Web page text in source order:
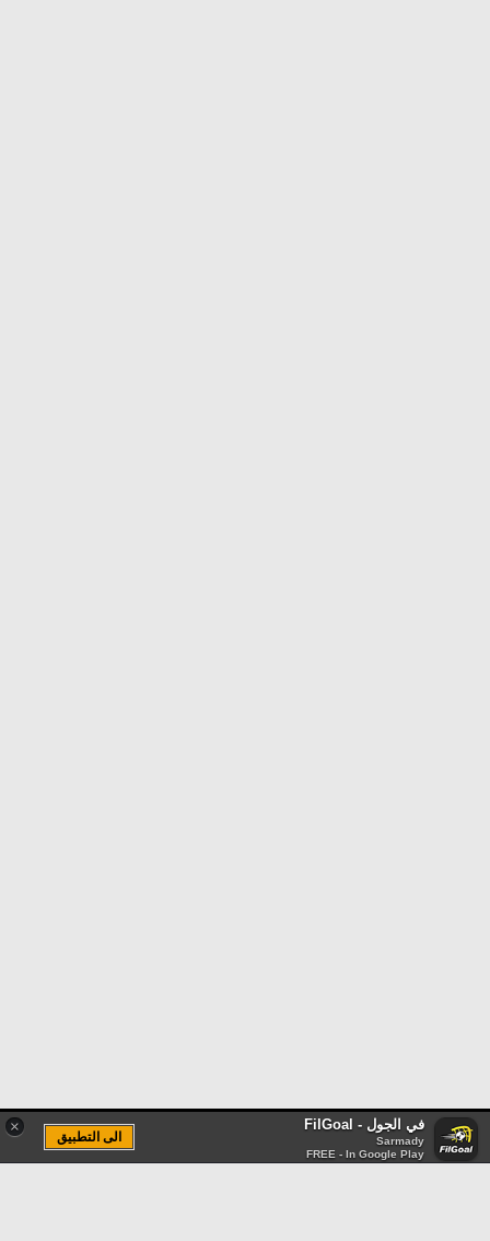
× في الجول - FilGoal
Sarmady
FREE - In Google Play
الى التطبيق